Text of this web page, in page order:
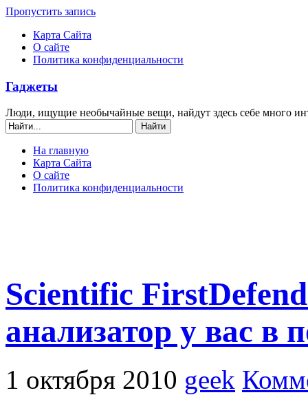
Пропустить запись
Карта Сайта
О сайте
Политика конфиденциальности
Гаджеты
Люди, ищущие необычайные вещи, найдут здесь себе много
На главную
Карта Сайта
О сайте
Политика конфиденциальности
Scientific
анализатор у вас в
1 октября 2010 geek